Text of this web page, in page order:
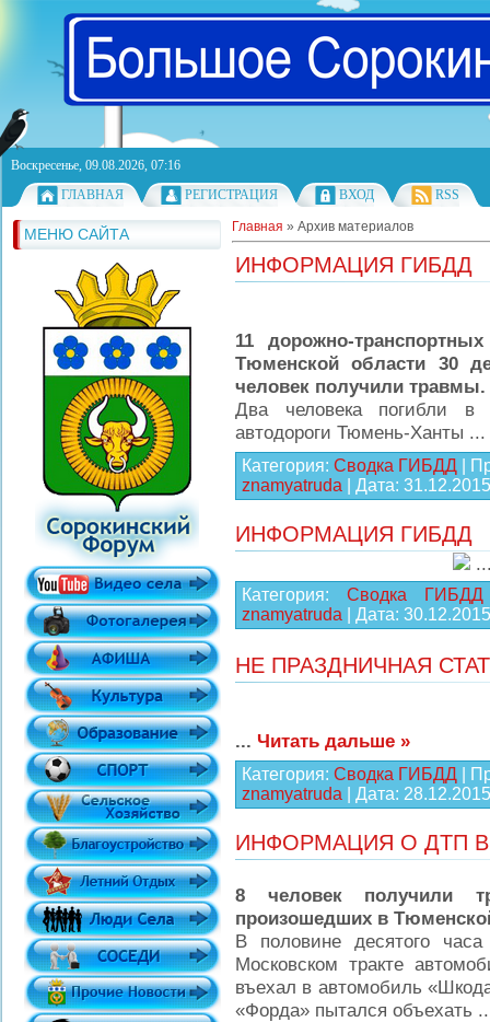
Воскресенье, 09.08.2026, 07:16
ГЛАВНАЯ
РЕГИСТРАЦИЯ ВХОД RSS
МЕНЮ САЙТА Главная » Архив материалов
ИНФОРМАЦИЯ ГИБДД
11 дорожно-
Тюменской области 30
человек получили травмы.
Два человека погибли в
автодороги Тюмень-Ханты ...
Категория: Сводка ГИБДД |
znamyatruda | Дата: 31.12.2015
ИНФОРМАЦИЯ ГИБДД
Категория:Сводка ГИБДД
znamyatruda | Дата: 30.12.2015
НЕ ПРАЗДНИЧНАЯ
... Читать дальше »
Категория: Сводка ГИБДД |
znamyatruda | Дата: 28.12.2015
ИНФОРМАЦИЯ О ДТП
8 человек получили
произошедших в
В половине десятого
Московском тракте
въехал в автомобиль
«Форда» пытался объехать